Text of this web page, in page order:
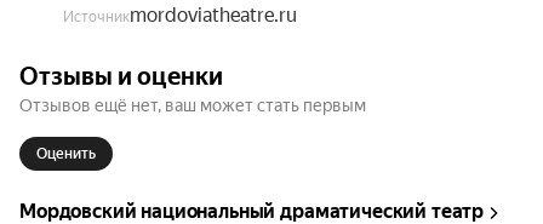
Источникmordoviatheatre.ru
Отзывы и оценки
Отзывов ещё нет, ваш может стать первым
Оценить
Мордовский национальный драматический театр